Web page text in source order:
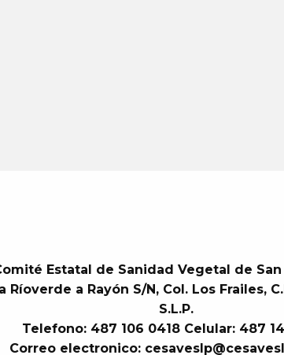
Estatal de Sanidad Vegetal de
Ríoverde a Rayón S/N, Col. Los Frailes,
S.L.P.
Telefono: 487 106 0418 Celular: 487
Correo electronico: